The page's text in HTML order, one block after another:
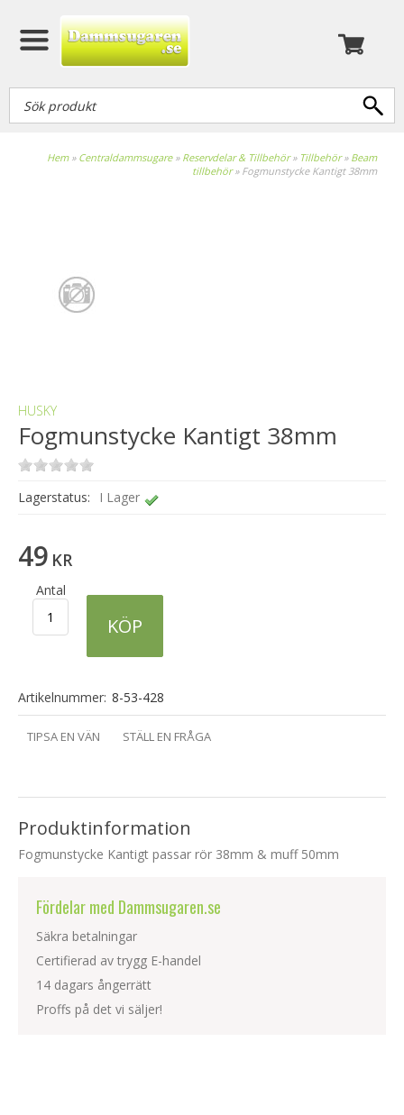
Hem» Centraldammsugare» Reservdelar & Tillbehör» Tillbehör» Beam
tillbehör» Fogmunstycke Kantigt 38mm
HUSKY
Fogmunstycke Kantigt 38mm
Lagerstatus: I Lager
49 KR
Antal
KÖP
Artikelnummer: 8-53-428
TIPSA EN VÄN STÄLL EN FRÅGA
Produktinformation
Fogmunstycke Kantigt passar rör 38mm & muff 50mm
Fördelar med Dammsugaren.se
Säkra betalningar
Certifierad av trygg E-handel
14 dagars ångerrätt
Proffs på det vi säljer!